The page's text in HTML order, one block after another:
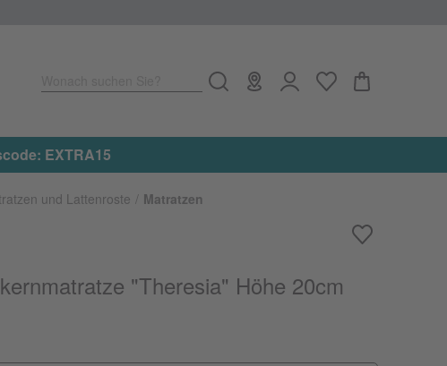
EXTRA15
und Lattenroste Matratzen
"Theresia" Höhe 20cm